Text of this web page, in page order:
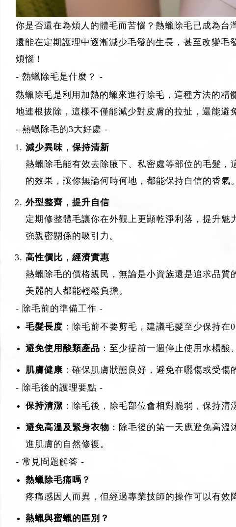
你是否還在為煩人的體毛而苦惱？熱蠟除毛已成為台
還能在定期護理中逐漸減少毛發的生長，甚至改變
煩惱！
- 熱蠟除毛是什麼？ -
熱蠟除毛是利用加熱的蠟來進行除毛，這種方法的
地連根拔除，這樣不僅能減少對皮膚的拉扯，還能避
- 熱蠟除毛的3大好處 -
減少異味，保持清新
熱蠟除毛能有效去除腋下、私密處等部位的毛髮
的效果，讓你無論何時何地，都能保持自信的香氣。
外型整齊，提升自信
定期修整體毛讓你在外觀上更顯乾淨利落，提升
強親密關係的吸引力。
高性價比，經濟實惠
熱蠟除毛的價格親民，無論是小資族還是追求品
美麗的人都能輕鬆負擔。
- 除毛前的準備工作 -
毛髮長度 ：除毛前不要剪毛，建議毛髮至少保持
避免使用酸類產品 ：至少提前一週停止使用水楊
肌膚健康 ：確保肌膚狀態良好，避免在曬傷或受
- 除毛後的護理要點 -
保持清潔 ：除毛後，除毛部位會相對脆弱，保持
避免高溫及緊身衣物 ：除毛後的第一天應避免高
進肌膚的自然修復。
- 常見問題解答 -
熱蠟除毛痛嗎？
疼痛感因人而異，但經過專業技師的操作可以有效
熱蠟與蜜蠟的區別？